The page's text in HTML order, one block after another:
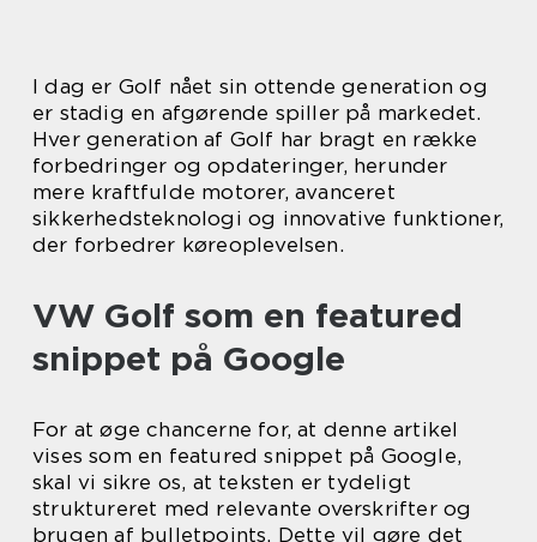
I dag er Golf nået sin ottende generation og
er stadig en afgørende spiller på markedet.
Hver generation af Golf har bragt en række
forbedringer og opdateringer, herunder
mere kraftfulde motorer, avanceret
sikkerhedsteknologi og innovative funktioner,
der forbedrer køreoplevelsen.
VW Golf som en featured
snippet på Google
For at øge chancerne for, at denne artikel
vises som en featured snippet på Google,
skal vi sikre os, at teksten er tydeligt
struktureret med relevante overskrifter og
brugen af bulletpoints. Dette vil gøre det